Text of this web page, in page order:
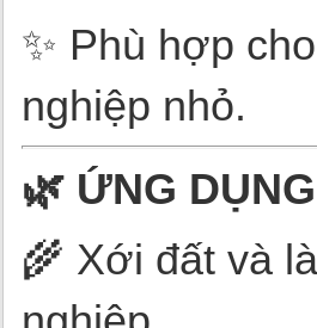
✨ Phù hợp
nghiệp nhỏ.
🌿 ỨNG
🌾 Xới đất và